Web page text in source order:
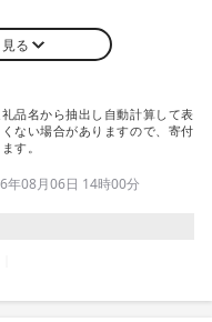
る
品名から抽出し自動計算して表
ない場合がありますので、寄付
す。
年08月06日 14時00分